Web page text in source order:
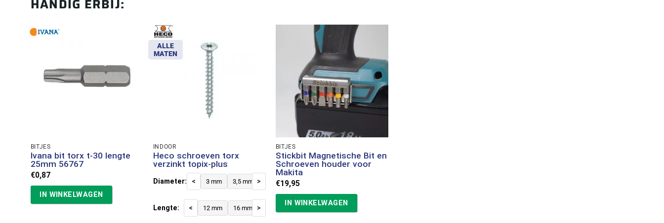
HANDIG ERBIJ:
BITJES
Ivana bit torx t-30 lengte
25mm 56767
€0,87
IN WINKELWAGEN
ALLE
MATEN
INDOOR
Heco schroeven torx
verzinkt topix-plus
Diameter: < 3 mm 3,5 mm 4 mm 4,5 mm
>
Lengte: < 12 mm 16 mm 25 mm 30 mm
>
BITJES
Stickbit Magnetische Bit en
Schroeven houder voor
Makita
€19,95
IN WINKELWAGEN